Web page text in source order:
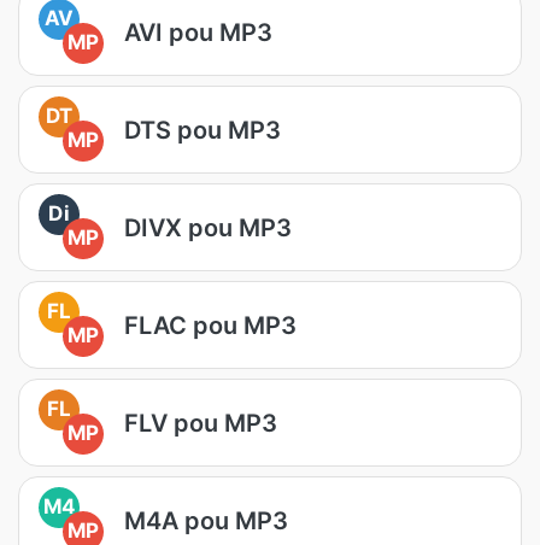
AV
MP
AVI pou MP3
DT
MP
DTS pou MP3
Di
MP
DIVX pou MP3
FL
MP
FLAC pou MP3
FL
MP
FLV pou MP3
M4
MP
M4A pou MP3